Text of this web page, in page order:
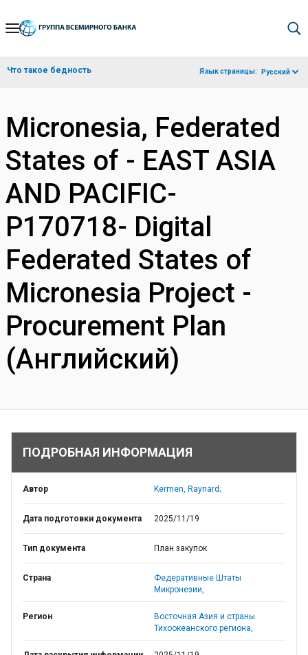
Skip
Navigation
Что такое бедность Язык страницы: Русский
Micronesia, Federated
States of - EAST ASIA
AND PACIFIC-
P170718- Digital
Federated States of
Micronesia Project -
Procurement Plan
(Английский)
ПОДРОБНАЯ ИНФОРМАЦИЯ
Автор Kermen, Raynard;
Дата подготовки документа 2025/11/19
Тип документа План закупок
Страна
Федеративные Штаты
Микронезии,
Регион
Восточная Азия и страны
Тихоокеанского региона,